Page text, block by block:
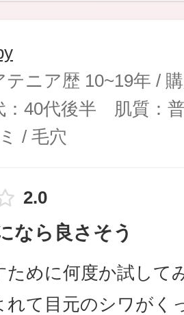
テニア歴 10~19年 /
：40代後半 肌質：
/ 毛穴
2.0
なら良さそう
ために何度か試して
れて目元のシワがく